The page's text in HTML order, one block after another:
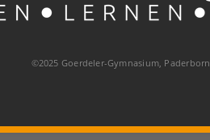
©2025 Goerdeler-Gymnasium, Paderborn